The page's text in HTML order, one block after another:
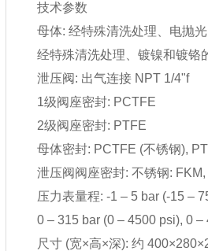
技术参数
母体: 经特殊清洗处理、电抛
经特殊清洗处理、镀镍和镀铬
泄压阀: 出气连接 NPT 1/4"f
1级阀座密封: PCTFE
2级阀座密封: PTFE
母体密封: PCTFE (不锈钢),
泄压阀阀座密封: 不锈钢:
压力表量程: -1 – 5 bar (-15 –
0 – 315 bar (0 – 4500 psi), 0
尺寸 (宽×高×深): 约